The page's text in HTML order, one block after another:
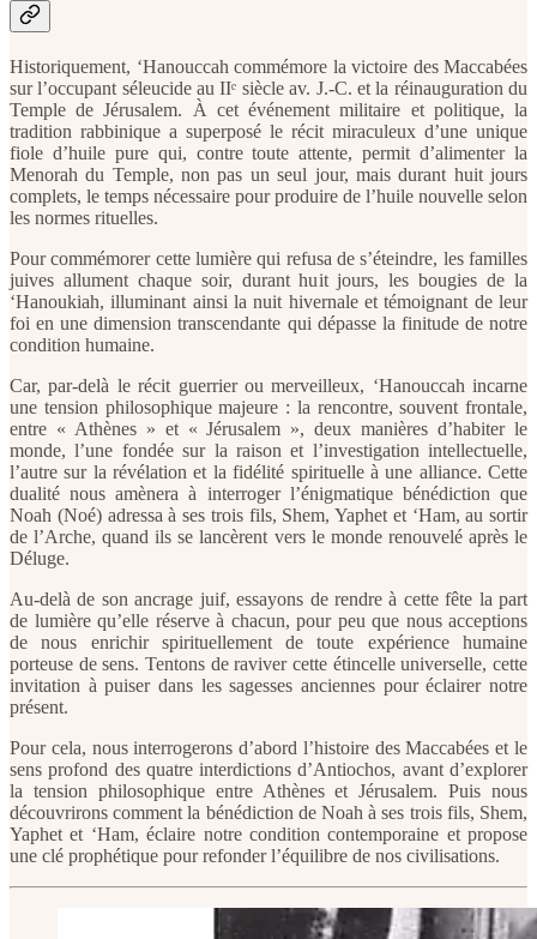
Historiquement, ‘Hanouccah commémore la victoire des Maccabées
sur l’occupant séleucide au IIᵉ siècle av. J.-C. et la réinauguration du
Temple de Jérusalem. À cet événement militaire et politique, la
tradition rabbinique a superposé le récit miraculeux d’une unique
fiole d’huile pure qui, contre toute attente, permit d’alimenter la
Menorah du Temple, non pas un seul jour, mais durant huit jours
complets, le temps nécessaire pour produire de l’huile nouvelle selon
les normes rituelles.
Pour commémorer cette lumière qui refusa de s’éteindre, les familles
juives allument chaque soir, durant huit jours, les bougies de la
‘Hanoukiah, illuminant ainsi la nuit hivernale et témoignant de leur
foi en une dimension transcendante qui dépasse la finitude de notre
condition humaine.
Car, par-delà le récit guerrier ou merveilleux, ‘Hanouccah incarne
une tension philosophique majeure : la rencontre, souvent frontale,
entre « Athènes » et « Jérusalem », deux manières d’habiter le
monde, l’une fondée sur la raison et l’investigation intellectuelle,
l’autre sur la révélation et la fidélité spirituelle à une alliance. Cette
dualité nous amènera à interroger l’énigmatique bénédiction que
Noah (Noé) adressa à ses trois fils, Shem, Yaphet et ‘Ham, au sortir
de l’Arche, quand ils se lancèrent vers le monde renouvelé après le
Déluge.
Au-delà de son ancrage juif, essayons de rendre à cette fête la part
de lumière qu’elle réserve à chacun, pour peu que nous acceptions
de nous enrichir spirituellement de toute expérience humaine
porteuse de sens. Tentons de raviver cette étincelle universelle, cette
invitation à puiser dans les sagesses anciennes pour éclairer notre
présent.
Pour cela, nous interrogerons d’abord l’histoire des Maccabées et le
sens profond des quatre interdictions d’Antiochos, avant d’explorer
la tension philosophique entre Athènes et Jérusalem. Puis nous
découvrirons comment la bénédiction de Noah à ses trois fils, Shem,
Yaphet et ‘Ham, éclaire notre condition contemporaine et propose
une clé prophétique pour refonder l’équilibre de nos civilisations.